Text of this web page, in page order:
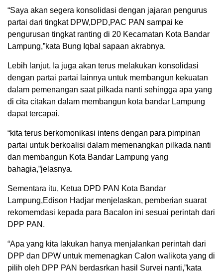
“Saya akan segera konsolidasi dengan jajaran pengurus
partai dari tingkat DPW,DPD,PAC PAN sampai ke
pengurusan tingkat ranting di 20 Kecamatan Kota Bandar
Lampung,”kata Bung Iqbal sapaan akrabnya.
Lebih lanjut, Ia juga akan terus melakukan konsolidasi
dengan partai partai lainnya untuk membangun kekuatan
dalam pemenangan saat pilkada nanti sehingga apa yang
di cita citakan dalam membangun kota bandar Lampung
dapat tercapai.
“kita terus berkomonikasi intens dengan para pimpinan
partai untuk berkoalisi dalam memenangkan pilkada nanti
dan membangun Kota Bandar Lampung yang
bahagia,”jelasnya.
Sementara itu, Ketua DPD PAN Kota Bandar
Lampung,Edison Hadjar menjelaskan, pemberian suarat
rekomemdasi kepada para Bacalon ini sesuai perintah dari
DPP PAN.
“Apa yang kita lakukan hanya menjalankan perintah dari
DPP dan DPW untuk memenagkan Calon walikota yang di
pilih oleh DPP PAN berdasrkan hasil Survei nanti,”kata